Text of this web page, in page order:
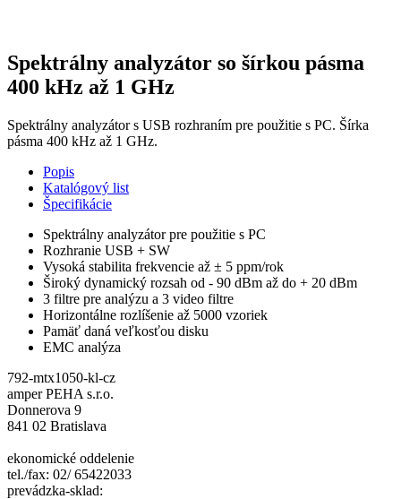
Spektrálny analyzátor so šírkou pásma
400 kHz až 1 GHz
Spektrálny analyzátor s USB rozhraním pre použitie s PC. Šírka
pásma 400 kHz až 1 GHz.
Popis
Katalógový list
Špecifikácie
Spektrálny analyzátor pre použitie s PC
Rozhranie USB + SW
Vysoká stabilita frekvencie až ± 5 ppm/rok
Široký dynamický rozsah od - 90 dBm až do + 20 dBm
3 filtre pre analýzu a 3 video filtre
Horizontálne rozlíšenie až 5000 vzoriek
Pamäť daná veľkosťou disku
EMC analýza
792-mtx1050-kl-cz
amper PEHA s.r.o.
Donnerova 9
841 02 Bratislava
ekonomické oddelenie
tel./fax: 02/ 65422033
prevádzka-sklad: